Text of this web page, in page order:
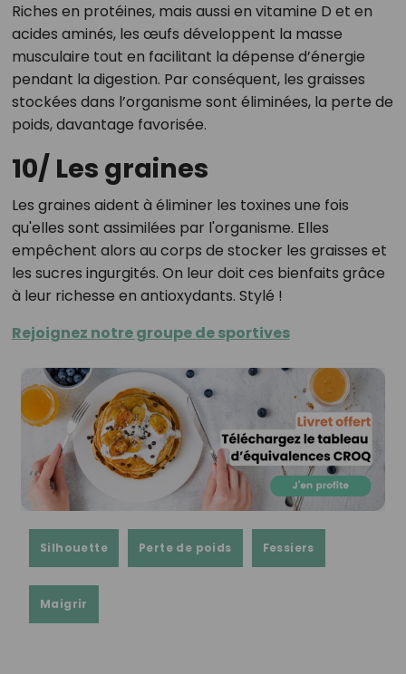
Riches en protéines, mais aussi en vitamine D et en
acides aminés, les œufs développent la masse
musculaire tout en facilitant la dépense d’énergie
pendant la digestion. Par conséquent, les graisses
stockées dans l’organisme sont éliminées, la perte de
poids, davantage favorisée.
10/ Les graines
Les graines aident à éliminer les toxines une fois
qu'elles sont assimilées par l'organisme. Elles
empêchent alors au corps de stocker les graisses et
les sucres ingurgités. On leur doit ces bienfaits grâce
à leur richesse en antioxydants. Stylé !
Rejoignez notre groupe de sportives
Silhouette Perte de poids Fessiers
Maigrir